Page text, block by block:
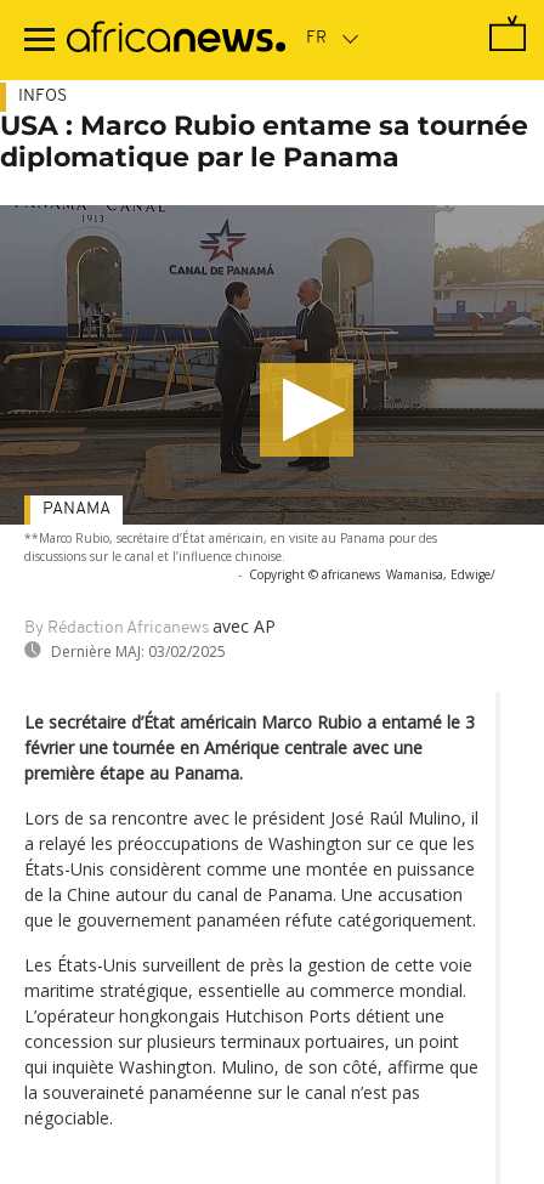
contenu
INFOS
USA : Marco Rubio entame sa tournée
diplomatique par le Panama
**Marco Rubio, secrétaire d’État américain, en visite au Panama pour des
discussions sur le canal et l’influence chinoise.
- Copyright © africanews Wamanisa, Edwige/
By Rédaction Africanews avec AP
Dernière MAJ: 03/02/2025
PANAMA
Le secrétaire d’État américain Marco Rubio a entamé le 3
février une tournée en Amérique centrale avec une
première étape au Panama.
Lors de sa rencontre avec le président José Raúl Mulino, il
a relayé les préoccupations de Washington sur ce que les
États-Unis considèrent comme une montée en puissance
de la Chine autour du canal de Panama. Une accusation
que le gouvernement panaméen réfute catégoriquement.
Les États-Unis surveillent de près la gestion de cette voie
maritime stratégique, essentielle au commerce mondial.
L’opérateur hongkongais Hutchison Ports détient une
concession sur plusieurs terminaux portuaires, un point
qui inquiète Washington. Mulino, de son côté, affirme que
la souveraineté panaméenne sur le canal n’est pas
négociable.